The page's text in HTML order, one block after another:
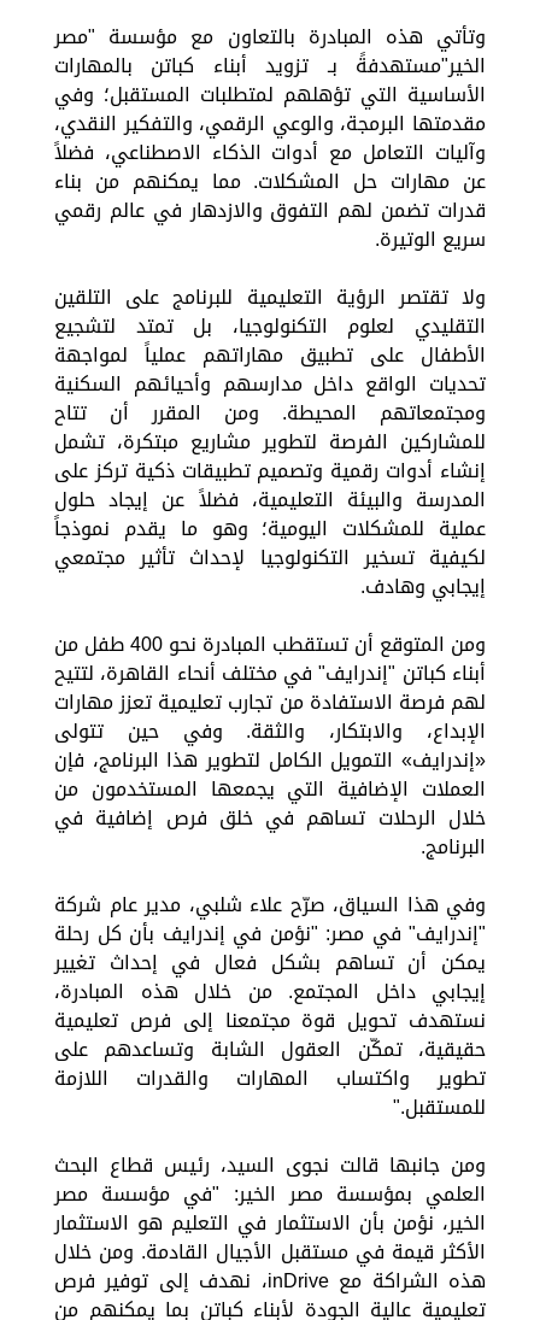
وتأتي هذه المبادرة بالتعاون مع مؤسسة "مصر
الخير"مستهدفةً بـ تزويد أبناء كباتن بالمهارات
الأساسية التي تؤهلهم لمتطلبات المستقبل؛ وفي
مقدمتها البرمجة، والوعي الرقمي، والتفكير النقدي،
وآليات التعامل مع أدوات الذكاء الاصطناعي، فضلاً
عن مهارات حل المشكلات. مما يمكنهم من بناء
قدرات تضمن لهم التفوق والازدهار في عالم رقمي
سريع الوتيرة.
ولا تقتصر الرؤية التعليمية للبرنامج على التلقين
التقليدي لعلوم التكنولوجيا، بل تمتد لتشجيع
الأطفال على تطبيق مهاراتهم عملياً لمواجهة
تحديات الواقع داخل مدارسهم وأحيائهم السكنية
ومجتمعاتهم المحيطة. ومن المقرر أن تتاح
للمشاركين الفرصة لتطوير مشاريع مبتكرة، تشمل
إنشاء أدوات رقمية وتصميم تطبيقات ذكية تركز على
المدرسة والبيئة التعليمية، فضلاً عن إيجاد حلول
عملية للمشكلات اليومية؛ وهو ما يقدم نموذجاً
لكيفية تسخير التكنولوجيا لإحداث تأثير مجتمعي
إيجابي وهادف.
ومن المتوقع أن تستقطب المبادرة نحو 400 طفل من
أبناء كباتن "إندرايف" في مختلف أنحاء القاهرة، لتتيح
لهم فرصة الاستفادة من تجارب تعليمية تعزز مهارات
الإبداع، والابتكار، والثقة. وفي حين تتولى
«إندرايف» التمويل الكامل لتطوير هذا البرنامج، فإن
العملات الإضافية التي يجمعها المستخدمون من
خلال الرحلات تساهم في خلق فرص إضافية في
البرنامج.
وفي هذا السياق، صرّح علاء شلبي، مدير عام شركة
"إندرايف" في مصر: "نؤمن في إندرايف بأن كل رحلة
يمكن أن تساهم بشكل فعال في إحداث تغيير
إيجابي داخل المجتمع. من خلال هذه المبادرة،
نستهدف تحويل قوة مجتمعنا إلى فرص تعليمية
حقيقية، تمكّن العقول الشابة وتساعدهم على
تطوير واكتساب المهارات والقدرات اللازمة
للمستقبل."
ومن جانبها قالت نجوى السيد، رئيس قطاع البحث
العلمي بمؤسسة مصر الخير: "في مؤسسة مصر
الخير، نؤمن بأن الاستثمار في التعليم هو الاستثمار
الأكثر قيمة في مستقبل الأجيال القادمة. ومن خلال
هذه الشراكة مع inDrive، نهدف إلى توفير فرص
تعليمية عالية الجودة لأبناء كباتن بما يمكنهم من